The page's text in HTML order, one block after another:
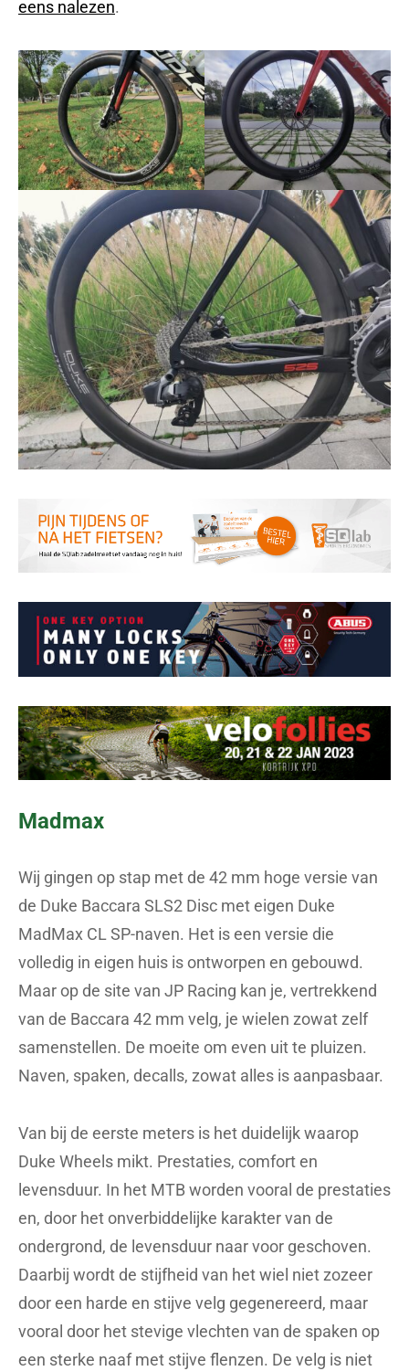
eens nalezen.
Madmax
Wij gingen op stap met de 42 mm hoge versie van
de Duke Baccara SLS2 Disc met eigen Duke
MadMax CL SP-naven. Het is een versie die
volledig in eigen huis is ontworpen en gebouwd.
Maar op de site van JP Racing kan je, vertrekkend
van de Baccara 42 mm velg, je wielen zowat zelf
samenstellen. De moeite om even uit te pluizen.
Naven, spaken, decalls, zowat alles is aanpasbaar.
Van bij de eerste meters is het duidelijk waarop
Duke Wheels mikt. Prestaties, comfort en
levensduur. In het MTB worden vooral de prestaties
en, door het onverbiddelijke karakter van de
ondergrond, de levensduur naar voor geschoven.
Daarbij wordt de stijfheid van het wiel niet zozeer
door een harde en stijve velg gegenereerd, maar
vooral door het stevige vlechten van de spaken op
een sterke naaf met stijve flenzen. De velg is niet